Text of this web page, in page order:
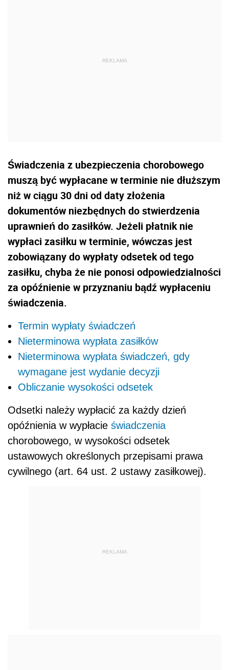
Świadczenia z ubezpieczenia chorobowego
muszą być wypłacane w terminie nie dłuższym
niż w ciągu 30 dni od daty złożenia
dokumentów niezbędnych do stwierdzenia
uprawnień do zasiłków. Jeżeli płatnik nie
wypłaci zasiłku w terminie, wówczas jest
zobowiązany do wypłaty odsetek od tego
zasiłku, chyba że nie ponosi odpowiedzialności
za opóźnienie w przyznaniu bądź wypłaceniu
świadczenia.
Termin wypłaty świadczeń
Nieterminowa wypłata zasiłków
Nieterminowa wypłata świadczeń, gdy
wymagane jest wydanie decyzji
Obliczanie wysokości odsetek
Odsetki należy wypłacić za każdy dzień
opóźnienia w wypłacie świadczenia
chorobowego, w wysokości odsetek
ustawowych określonych przepisami prawa
cywilnego (art. 64 ust. 2 ustawy zasiłkowej).
REKLAMA